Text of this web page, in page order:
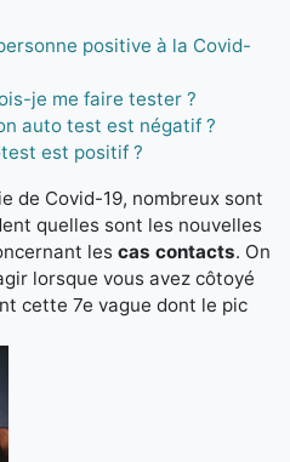
positive à la Covid-
je me faire tester ?
auto test est négatif ?
est positif ?
de Covid-19, nombreux sont
quelles sont les nouvelles
les cas contacts. On
lorsque vous avez côtoyé
cette 7e vague dont le pic